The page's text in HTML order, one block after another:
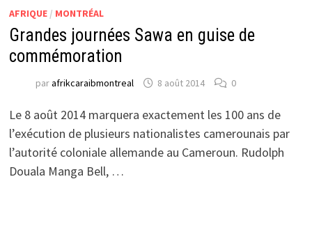
AFRIQUE/ MONTRÉAL
Grandes journées Sawa en guise de
commémoration
parafrikcaraibmontreal 8 août 2014 0
Le 8 août 2014 marquera exactement les 100 ans de
l’exécution de plusieurs nationalistes camerounais par
l’autorité coloniale allemande au Cameroun. Rudolph
Douala Manga Bell, …